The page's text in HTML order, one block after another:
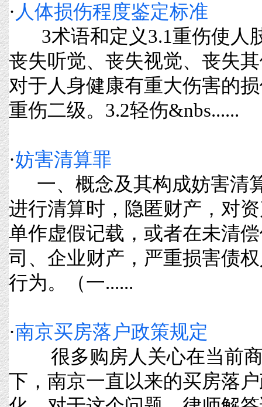
· 人体损伤程度鉴定标准
3术语和定义3.1重伤使人
丧失听觉、丧失视觉、丧失
对于人身健康有重大伤害的
重伤二级。3.2轻伤&nbs......
·妨害清算罪
一、概念及其构成妨害清
进行清算时，隐匿财产，对
单作虚假记载，或者在未清
司、企业财产，严重损害债
行为。（一......
·南京买房落户政策规定
很多购房人关心在当前商
下，南京一直以来的买房落